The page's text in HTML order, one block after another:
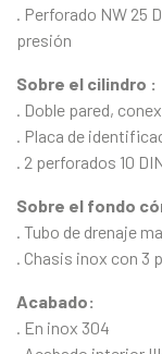
. Perforado NW 25
presión
Sobre el cilindro :
. Doble pared,
. Placa de
. 2 perforados 10
Sobre el fondo
. Tubo de drenaje
. Chasis inox con 3
Acabado:
. En inox 304